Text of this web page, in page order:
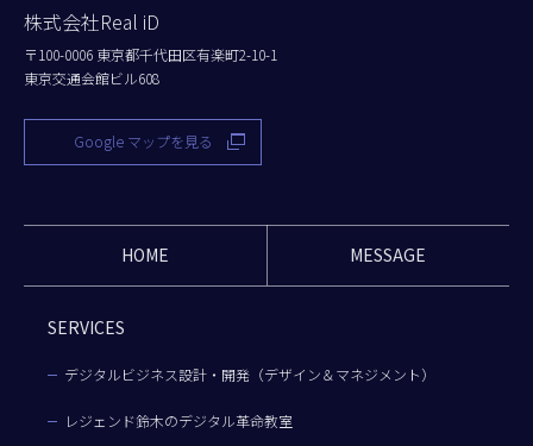
株式会社Real iD
〒100-0006 東京都千代田区有楽町2-10-1
東京交通会館ビル608
Google マップを見る
HOME MESSAGE
SERVICES
デジタルビジネス設計・開発（デザイン＆マネジメント）
レジェンド鈴木のデジタル革命教室